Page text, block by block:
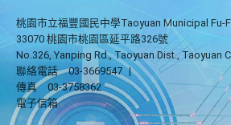
桃園市立福豐國民中學Taoyuan Municipal Fu-
33070 桃園市桃園區延平路326號
No.326, Yanping Rd., Taoyuan Dist., Taoyuan
聯絡電話
03-3669547 |
傳真
03-3758362
電子信箱